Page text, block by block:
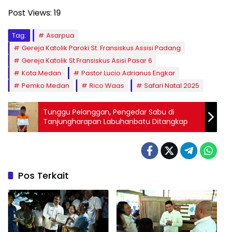
Post Views: 19
Tag:
Asarpua
Gereja Katolik Paroki St. Fransiskus Assisi Padang
Gereja Katolik St Fransiskus Asisi Pasar 6
Kota Medan
Pastor Lucio Adrianus Engkar
Pemko Medan
Rico Waas Safari Natal 2025
Tunggu Pelanggan, Pengedar Sabu di
Tanjungharapan Labuhanbatu Ditangkap
Pos Terkait